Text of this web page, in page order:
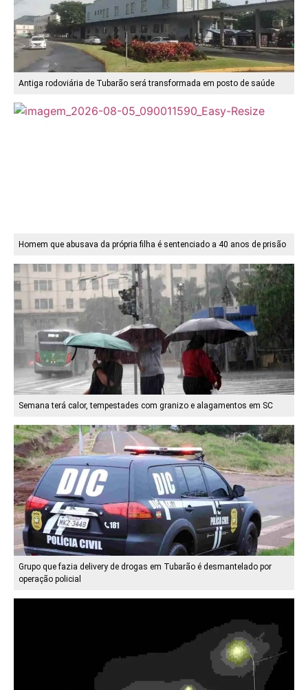
Antiga rodoviária de Tubarão será transformada em posto de saúde
Homem que abusava da própria filha é sentenciado a 40 anos de prisão
Semana terá calor, tempestades com granizo e alagamentos em SC
Grupo que fazia delivery de drogas em Tubarão é desmantelado por
operação policial